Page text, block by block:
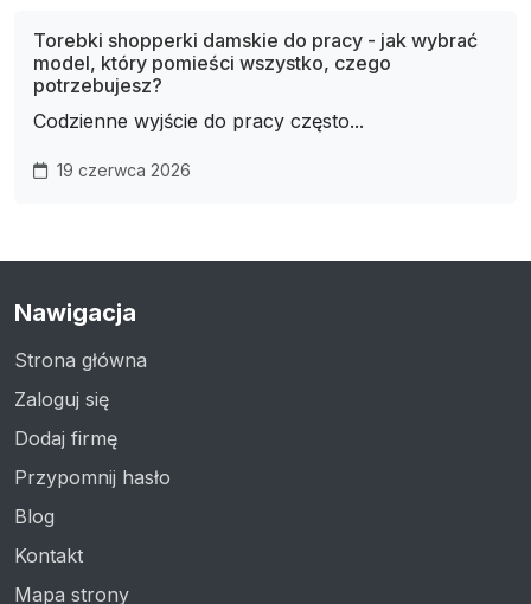
Torebki shopperki damskie do pracy - jak wybrać
model, który pomieści wszystko, czego
potrzebujesz?
Codzienne wyjście do pracy często...
19 czerwca 2026
Nawigacja
Strona główna
Zaloguj się
Dodaj firmę
Przypomnij hasło
Blog
Kontakt
Mapa strony